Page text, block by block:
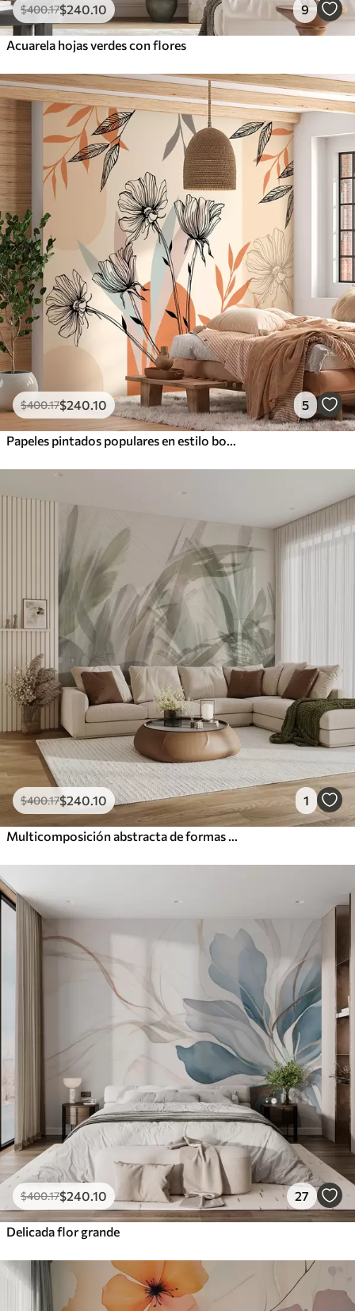
$400.17$240.10 9
Acuarela hojas verdes con flores
$400.17$240.10 5
Papeles pintados populares en estilo boho con flores
$400.17$240.10 1
Multicomposición abstracta de formas de hojas tropicales parecidas a hierba borrosa en tonos de verde claro y gris
$400.17$240.10 27
Delicada flor grande